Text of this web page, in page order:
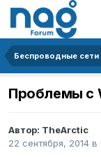
Беспроводные сети
Проблемы с
Автор: TheArctic
22 сентября, 2014 в